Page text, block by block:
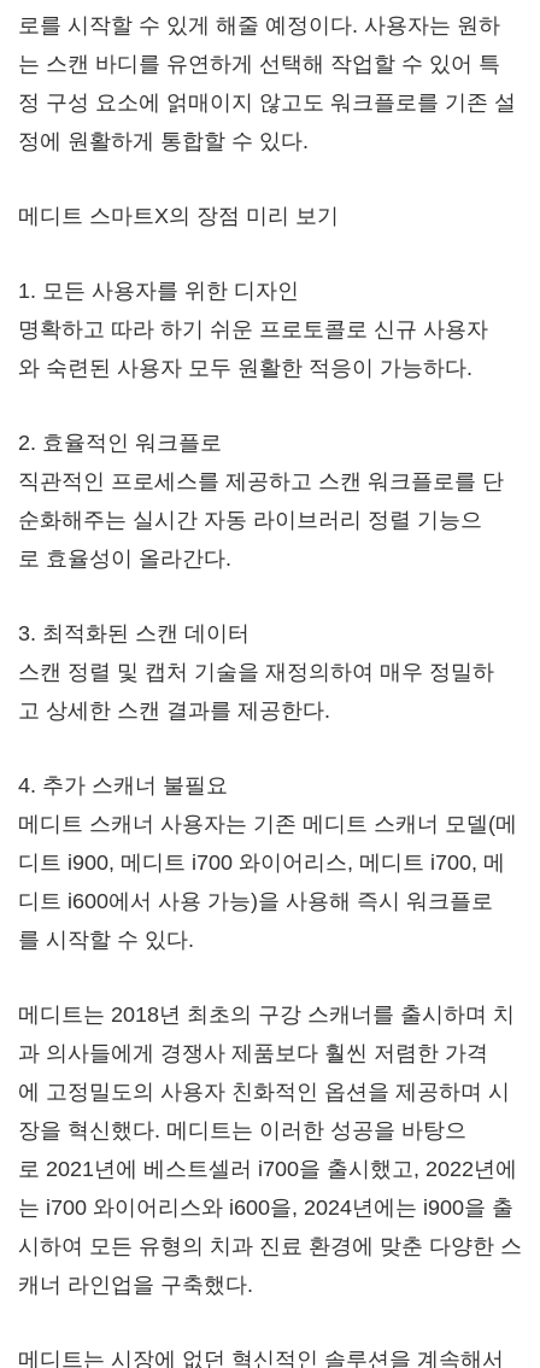
로를 시작할 수 있게 해줄 예정이다. 사용자는 원하
는 스캔 바디를 유연하게 선택해 작업할 수 있어 특
정 구성 요소에 얽매이지 않고도 워크플로를 기존 설
정에 원활하게 통합할 수 있다.
메디트 스마트X의 장점 미리 보기
1. 모든 사용자를 위한 디자인
명확하고 따라 하기 쉬운 프로토콜로 신규 사용자
와 숙련된 사용자 모두 원활한 적응이 가능하다.
2. 효율적인 워크플로
직관적인 프로세스를 제공하고 스캔 워크플로를 단
순화해주는 실시간 자동 라이브러리 정렬 기능으
로 효율성이 올라간다.
3. 최적화된 스캔 데이터
스캔 정렬 및 캡처 기술을 재정의하여 매우 정밀하
고 상세한 스캔 결과를 제공한다.
4. 추가 스캐너 불필요
메디트 스캐너 사용자는 기존 메디트 스캐너 모델(메
디트 i900, 메디트 i700 와이어리스, 메디트 i700, 메
디트 i600에서 사용 가능)을 사용해 즉시 워크플로
를 시작할 수 있다.
메디트는 2018년 최초의 구강 스캐너를 출시하며 치
과 의사들에게 경쟁사 제품보다 훨씬 저렴한 가격
에 고정밀도의 사용자 친화적인 옵션을 제공하며 시
장을 혁신했다. 메디트는 이러한 성공을 바탕으
로 2021년에 베스트셀러 i700을 출시했고, 2022년에
는 i700 와이어리스와 i600을, 2024년에는 i900을 출
시하여 모든 유형의 치과 진료 환경에 맞춘 다양한 스
캐너 라인업을 구축했다.
메디트는 시장에 없던 혁신적인 솔루션을 계속해서